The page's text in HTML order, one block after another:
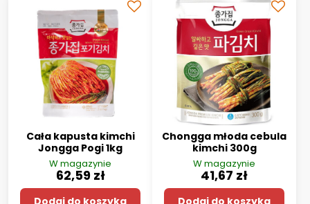
Cała kapusta kimchi
Jongga Pogi 1kg
W magazynie
62,59 zł
Chongga młoda cebula
kimchi 300g
W magazynie
41,67 zł